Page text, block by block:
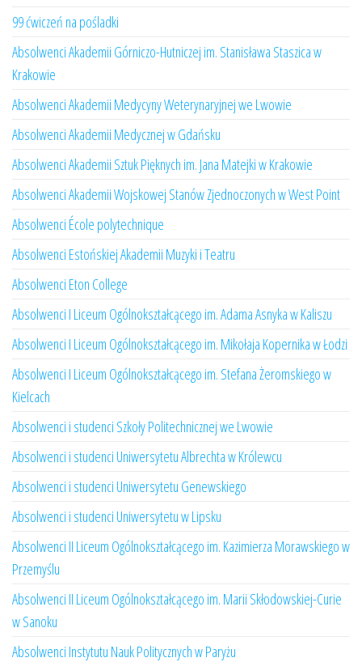
99 ćwiczeń na pośladki
Absolwenci Akademii Górniczo-Hutniczej im. Stanisława Staszica w
Krakowie
Absolwenci Akademii Medycyny Weterynaryjnej we Lwowie
Absolwenci Akademii Medycznej w Gdańsku
Absolwenci Akademii Sztuk Pięknych im. Jana Matejki w Krakowie
Absolwenci Akademii Wojskowej Stanów Zjednoczonych w West Point
Absolwenci École polytechnique
Absolwenci Estońskiej Akademii Muzyki i Teatru
Absolwenci Eton College
Absolwenci I Liceum Ogólnokształcącego im. Adama Asnyka w Kaliszu
Absolwenci I Liceum Ogólnokształcącego im. Mikołaja Kopernika w Łodzi
Absolwenci I Liceum Ogólnokształcącego im. Stefana Żeromskiego w
Kielcach
Absolwenci i studenci Szkoły Politechnicznej we Lwowie
Absolwenci i studenci Uniwersytetu Albrechta w Królewcu
Absolwenci i studenci Uniwersytetu Genewskiego
Absolwenci i studenci Uniwersytetu w Lipsku
Absolwenci II Liceum Ogólnokształcącego im. Kazimierza Morawskiego w
Przemyślu
Absolwenci II Liceum Ogólnokształcącego im. Marii Skłodowskiej-Curie
w Sanoku
Absolwenci Instytutu Nauk Politycznych w Paryżu